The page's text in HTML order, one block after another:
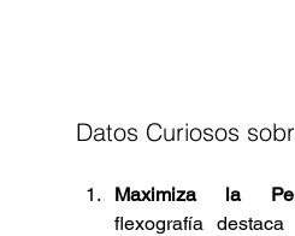
Datos Curiosos
Maximiza la
flexografía